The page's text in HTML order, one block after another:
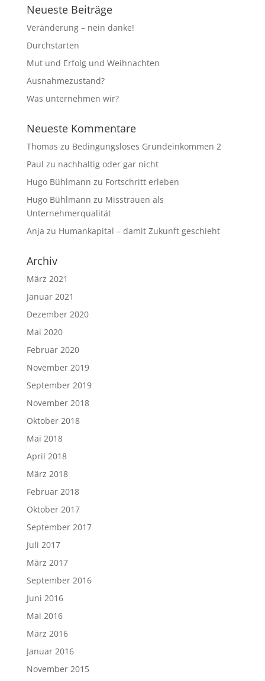
Neueste Beiträge
Veränderung – nein danke!
Durchstarten
Mut und Erfolg und Weihnachten
Ausnahmezustand?
Was unternehmen wir?
Neueste Kommentare
Thomas zu Bedingungsloses Grundeinkommen 2
Paul zu nachhaltig oder gar nicht
Hugo Bühlmann zu Fortschritt erleben
Hugo Bühlmann zu Misstrauen als
Unternehmerqualität
Anja zu Humankapital – damit Zukunft geschieht
Archiv
März 2021
Januar 2021
Dezember 2020
Mai 2020
Februar 2020
November 2019
September 2019
November 2018
Oktober 2018
Mai 2018
April 2018
März 2018
Februar 2018
Oktober 2017
September 2017
Juli 2017
März 2017
September 2016
Juni 2016
Mai 2016
März 2016
Januar 2016
November 2015